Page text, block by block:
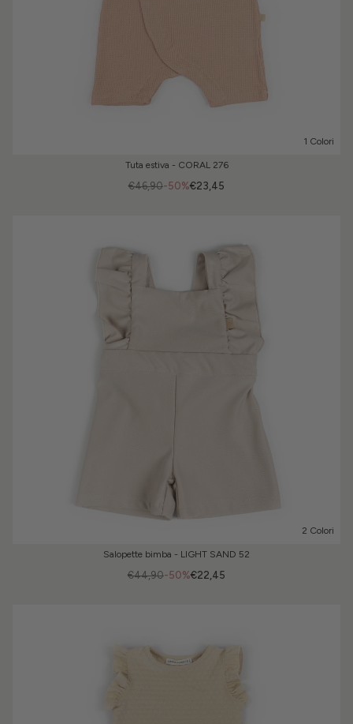
1 Colori
Tuta estiva - CORAL 276
-50%
€46,90 €23,45
2 Colori
Salopette bimba - LIGHT SAND 52
-50%
€44,90 €22,45